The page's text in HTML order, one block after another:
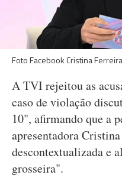
Foto Facebook Cristina Ferreira
A TVI rejeitou as
caso de violação
10", afirmando que a
apresentadora
descontextualizada e
grosseira".